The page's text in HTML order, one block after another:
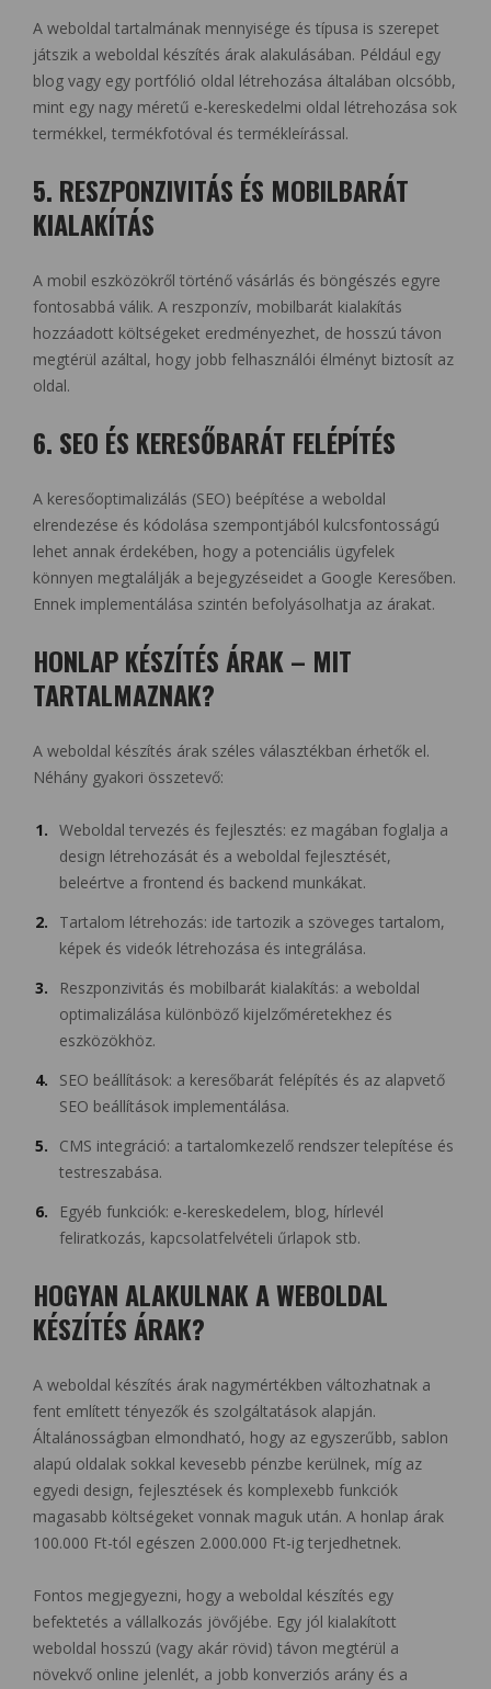
A weboldal tartalmának mennyisége és típusa is szerepet
játszik a weboldal készítés árak alakulásában. Például egy
blog vagy egy portfólió oldal létrehozása általában olcsóbb,
mint egy nagy méretű e-kereskedelmi oldal létrehozása sok
termékkel, termékfotóval és termékleírással.
5. RESZPONZIVITÁS ÉS MOBILBARÁT
KIALAKÍTÁS
A mobil eszközökről történő vásárlás és böngészés egyre
fontosabbá válik. A reszponzív, mobilbarát kialakítás
hozzáadott költségeket eredményezhet, de hosszú távon
megtérül azáltal, hogy jobb felhasználói élményt biztosít az
oldal.
6. SEO ÉS KERESŐBARÁT FELÉPÍTÉS
A keresőoptimalizálás (SEO) beépítése a weboldal
elrendezése és kódolása szempontjából kulcsfontosságú
lehet annak érdekében, hogy a potenciális ügyfelek
könnyen megtalálják a bejegyzéseidet a Google Keresőben.
Ennek implementálása szintén befolyásolhatja az árakat.
HONLAP KÉSZÍTÉS ÁRAK – MIT
TARTALMAZNAK?
A weboldal készítés árak széles választékban érhetők el.
Néhány gyakori összetevő:
Weboldal tervezés és fejlesztés: ez magában foglalja a
design létrehozását és a weboldal fejlesztését,
beleértve a frontend és backend munkákat.
Tartalom létrehozás: ide tartozik a szöveges tartalom,
képek és videók létrehozása és integrálása.
Reszponzivitás és mobilbarát kialakítás: a weboldal
optimalizálása különböző kijelzőméretekhez és
eszközökhöz.
SEO beállítások: a keresőbarát felépítés és az alapvető
SEO beállítások implementálása.
CMS integráció: a tartalomkezelő rendszer telepítése és
testreszabása.
Egyéb funkciók: e-kereskedelem, blog, hírlevél
feliratkozás, kapcsolatfelvételi űrlapok stb.
HOGYAN ALAKULNAK A WEBOLDAL
KÉSZÍTÉS ÁRAK?
A weboldal készítés árak nagymértékben változhatnak a
fent említett tényezők és szolgáltatások alapján.
Általánosságban elmondható, hogy az egyszerűbb, sablon
alapú oldalak sokkal kevesebb pénzbe kerülnek, míg az
egyedi design, fejlesztések és komplexebb funkciók
magasabb költségeket vonnak maguk után. A honlap árak
100.000 Ft-tól egészen 2.000.000 Ft-ig terjedhetnek.
Fontos megjegyezni, hogy a weboldal készítés egy
befektetés a vállalkozás jövőjébe. Egy jól kialakított
weboldal hosszú (vagy akár rövid) távon megtérül a
növekvő online jelenlét, a jobb konverziós arány és a